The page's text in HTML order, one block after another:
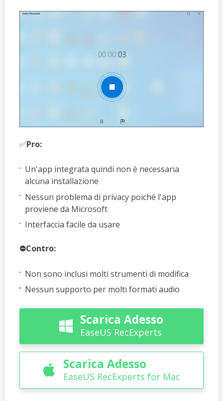
✅Pro:
Un'app integrata quindi non è necessaria
alcuna installazione
Nessun problema di privacy poiché l'app
proviene da Microsoft
Interfaccia facile da usare
⛔Contro:
Non sono inclusi molti strumenti di modifica
Nessun supporto per molti formati audio
 Scarica Adesso
EaseUS RecExperts
 Scarica Adesso
EaseUS RecExperts for Mac